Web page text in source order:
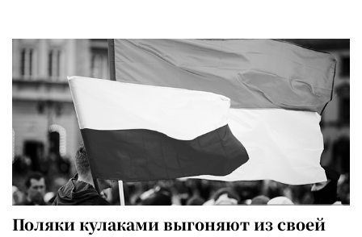
Поляки кулаками выгоняют из своей